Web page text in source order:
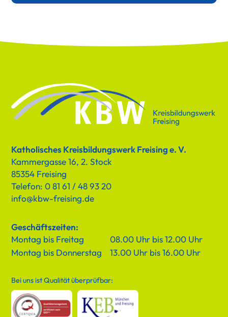
Katholisches Kreisbildungswerk Freising e. V.
Kammergasse 16, 2. Stock
85354 Freising
Telefon: 0 81 61 / 48 93 20
info@kbw-freising.de
Geschäftszeiten:
Montag bis Freitag
08.00 Uhr bis 12.00 Uhr
Montag bis Donnerstag
13.00 Uhr bis 16.00 Uhr
Bei uns ist Qualität überprüfbar: